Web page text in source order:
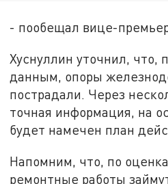
- пообещал вице-
Хуснуллин уточнил, что,
данным, опоры
пострадали. Через
точная информация, на
будет намечен план
Напомним, что, по
ремонтные работы